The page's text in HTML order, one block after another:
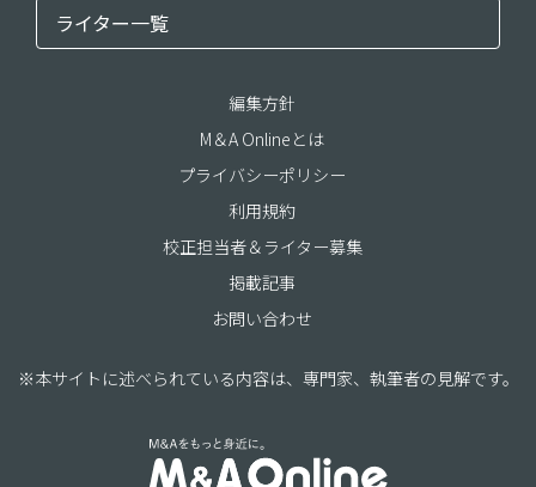
ライター一覧
編集方針
M＆A Onlineとは
プライバシーポリシー
利用規約
校正担当者＆ライター募集
掲載記事
お問い合わせ
※本サイトに述べられている内容は、専門家、執筆者の見解です。